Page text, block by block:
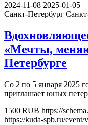
2024-11-08 2025-01-05
Санкт-Петербург
«Мечты,
Петербурге
Со 2 по 5 января 2025
приглашает юных
1500 RUB https://
https://kuda-spb.ru/